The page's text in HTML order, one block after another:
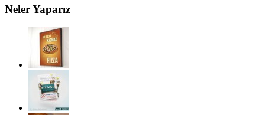
Neler Yaparız